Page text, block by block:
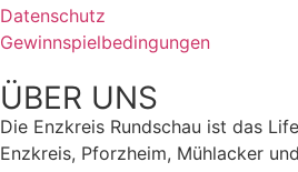
Datenschutz
Gewinnspielbedingungen
ÜBER UNS
Die Enzkreis Rundschau ist das
Enzkreis, Pforzheim, Mühlacker